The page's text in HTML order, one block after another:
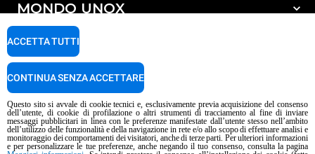
Tutti gli accessori
Detergenti per lavaggio automatico
Detergenti per lavaggio manuale
Trattamento acqua con filtro a resine
MONDO UNOX
Le nostre sedi nel mondo
SUPPORTO
Garanzia Unox
Trova Centri Service
Informativa sui contenuti IA Privacy policy Cookie policy
Questo sito si avvale di cookie tecnici e, esclusivamente previa acquisizione del consenso
dell’utente, di cookie di profilazione o altri strumenti di tracciamento al fine di inviare
messaggi pubblicitari in linea con le preferenze manifestate dall’utente stesso nell’ambito
dell’utilizzo delle funzionalità e della navigazione in rete e/o allo scopo di effettuare analisi e
monitoraggio dei comportamenti dei visitatori, anche di terze parti. Per ulteriori informazioni
e per personalizzare le tue preferenze, anche negando il tuo consenso, consulta la pagina
ACCETTA TUTTI
CONTINUA SENZA ACCETTARE